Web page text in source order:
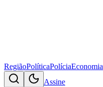
RegiãoPolíticaPolíciaEconomia
Assine